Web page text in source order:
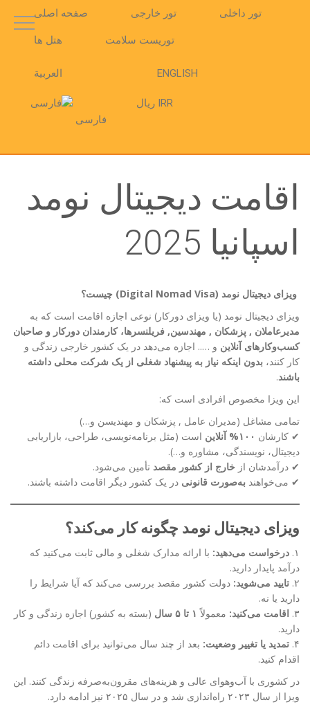
صفحه اصلی تور خارجی تور داخلی
هتل ها توریست سلامت
العربية ENGLISH
فارسی
IRR ریال
اقامت دیجیتال نومد
اسپانیا 2025
ویزای دیجیتال نومد (Digital Nomad Visa) چیست؟
ویزای دیجیتال نومد (یا ویزای دورکار) نوعی اجازه اقامت است که به
مدیرعاملان , پزشکان , مهندسین, فریلنسرها، کارمندان دورکار و صاحبان
کسب‌وکارهای آنلاین و ….. اجازه می‌دهد در یک کشور خارجی زندگی و
کار کنند، بدون اینکه نیاز به پیشنهاد شغلی از یک شرکت محلی داشته
باشند.
این ویزا مخصوص افرادی است که:
تمامی مشاغل (مدیران عامل , پزشکان و مهندیسن و…)
✔ کارشان ۱۰۰% آنلاین
است (مثل برنامه‌نویسی، طراحی، بازاریابی
دیجیتال، نویسندگی، مشاوره و…).
✔ درآمدشان از خارج از کشور مقصد تأمین می‌شود.
✔ می‌خواهند به‌صورت قانونی در یک کشور دیگر اقامت داشته باشند.
ویزای دیجیتال نومد چگونه کار می‌کند؟
۱. درخواست می‌دهید: با ارائه مدارک شغلی و مالی ثابت می‌کنید که
درآمد پایدار دارید.
۲. تایید می‌شوید: دولت کشور مقصد بررسی می‌کند که آیا شرایط را
دارید یا نه.
۳. اقامت می‌کنید: معمولاً ۱ تا ۵ سال
(بسته به کشور) اجازه زندگی و کار
دارید.
۴. تمدید یا تغییر وضعیت: بعد از چند سال می‌توانید برای اقامت دائم
اقدام کنید.
در کشوری با آب‌وهوای عالی و هزینه‌های مقرون‌به‌صرفه زندگی کنند. این
ویزا از سال ۲۰۲۳ راه‌اندازی شد و در سال ۲۰۲۵ نیز ادامه دارد.